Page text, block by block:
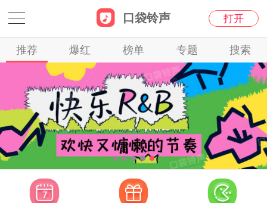
口袋铃声
打开
铃声主站
个人中心
推荐 爆红 榜单 专题 搜索